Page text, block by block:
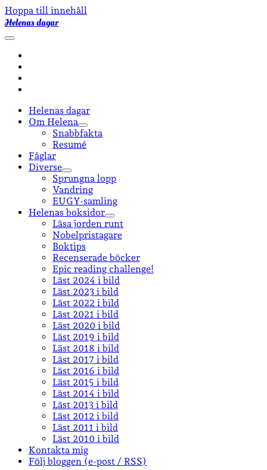
Hoppa till innehåll
Helenas dagar
öppna
Helenas dagar
Om Helena
öppna
undermeny
Snabbfakta
Resumé
Fåglar
Diverse
öppna
undermeny
Sprungna lopp
Vandring
EUGY-samling
Helenas boksidor
öppna
undermeny
Läsa jorden runt
Nobelpristagare
Boktips
Recenserade böcker
Epic reading challenge!
Läst 2024 i bild
Läst 2023 i bild
Läst 2022 i bild
Läst 2021 i bild
Läst 2020 i bild
Läst 2019 i bild
Läst 2018 i bild
Läst 2017 i bild
Läst 2016 i bild
Läst 2015 i bild
Läst 2014 i bild
Läst 2013 i bild
Läst 2012 i bild
Läst 2011 i bild
Läst 2010 i bild
Kontakta mig
Följ bloggen (e-post / RSS)